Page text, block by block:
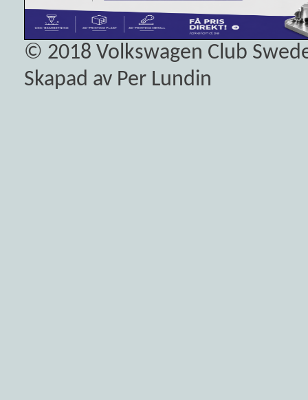
© 2018 Volkswagen Club
Skapad av Per Lundin